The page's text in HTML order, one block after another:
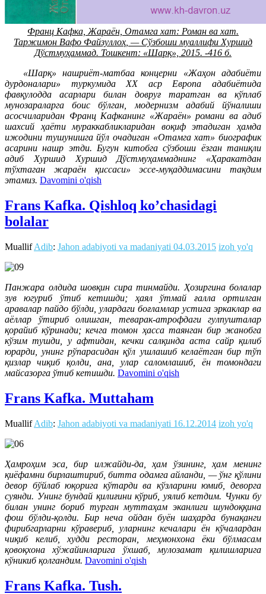
Франц Кафка, Жараён, Отамга хат: Роман ва хат.
Таржимон Вафо Файзуллоҳ, — Сўзбоши муаллифи Хуршид
Дўстмуҳаммад. Тошкент: «Шарқ», 2015. -416 б.
«Шарқ» нашриёт-матбаа концерни «Жаҳон адабиёти
дурдоналари» туркумида XX аср Европа адабиётида
фавқулодда асарлари билан довруғ таратган ва кўплаб
мунозараларга боис бўлган, модернизм адабий йўналиши
асосчиларидан Франц Кафканинг «Жараён» романи ва адиб
шахсий ҳаёти мураккабликларидан воқиф этадиган ҳамда
ижодини тушунишга йўл очадиган «Отамга хат» биографик
асарини нашр этди. Бугун китобга сўзбоши ёзган таниқли
адиб Хуршид Хуршид Дўстмуҳаммаднинг «Ҳаракатдан
тўхтаган жараён қиссаси» эссе-муқаддимасини тақдим
этамиз. Davomini o'qish
Frans Kafka. Qishloq ko’chasidagi
bolalar
MuallifAdib: Jahon adabiyoti va madaniyati 04.03.2015 izoh yo'q
Панжара олдида шовқин сира тинмайди. Ҳозиргина болалар
зув югуриб ўтиб кетишди; ҳаял ўтмай ғалла ортилган
аравалар пайдо бўлди, улардаги боғламлар устига эркаклар ва
аёллар ўтириб олишган, теварак-атрофдаги гулпушталар
қорайиб кўринади; кечга томон ҳасса таянган бир жанобга
кўзим тушди, у афтидан, кечки салқинда аста сайр қилиб
юрарди, унинг рўпарасидан қўл ушлашиб келаётган бир тўп
қизлар чиқиб қолди, ана, улар саломлашиб, ён томондаги
майсазорга ўтиб кетишди. Davomini o'qish
Frans Kafka. Muttaham
MuallifAdib: Jahon adabiyoti va madaniyati 16.12.2014 izoh yo'q
Ҳамроҳим эса, бир илжайди-да, ҳам ўзининг, ҳам менинг
қиёфамни бирлаштириб, битта одамга айланди, — ўнг қўлини
девор бўйлаб юқорига кўтарди ва кўзларини юмиб, деворга
суянди. Унинг бундай қилиғини кўриб, уялиб кетдим. Чунки бу
билан унинг бориб турган муттаҳам эканлиги шундоққина
фош бўлди-қолди. Бир неча ойдан буён шаҳарда бунақанги
фирибгарларни кўравериб, уларнинг кечалари ён кўчалардан
чиқиб келиб, худди ресторан, меҳмонхона ёки бўлмасам
қовоқхона хўжайинларига ўхшаб, мулозамат қилишларига
кўникиб қолгандим. Davomini o'qish
Frans Kafka. Tush.